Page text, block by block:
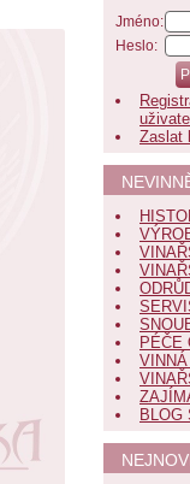
Jméno:
Heslo:
Zaslat
PÉČE
BLOG